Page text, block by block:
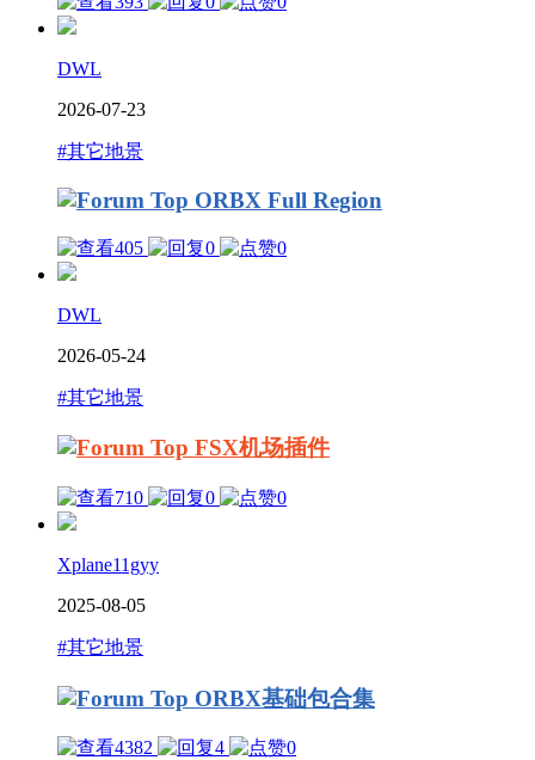
DWL
2026-07-23
#其它地景
ORBX Full Region
405 0 0
DWL
2026-05-24
#其它地景
FSX机场插件
710 0 0
Xplane11gyy
2025-08-05
#其它地景
ORBX基础包合集
4382 4 0